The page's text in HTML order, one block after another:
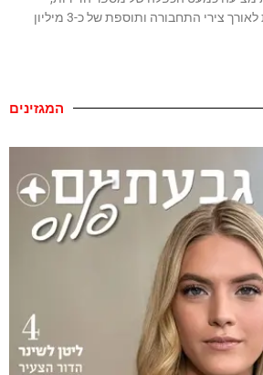
מגדלים של עד 60 קומות לאורך צירי התחבורה ותוספת של כ-3 מיליון
המגזינים